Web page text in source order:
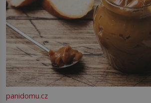
panidomu.cz